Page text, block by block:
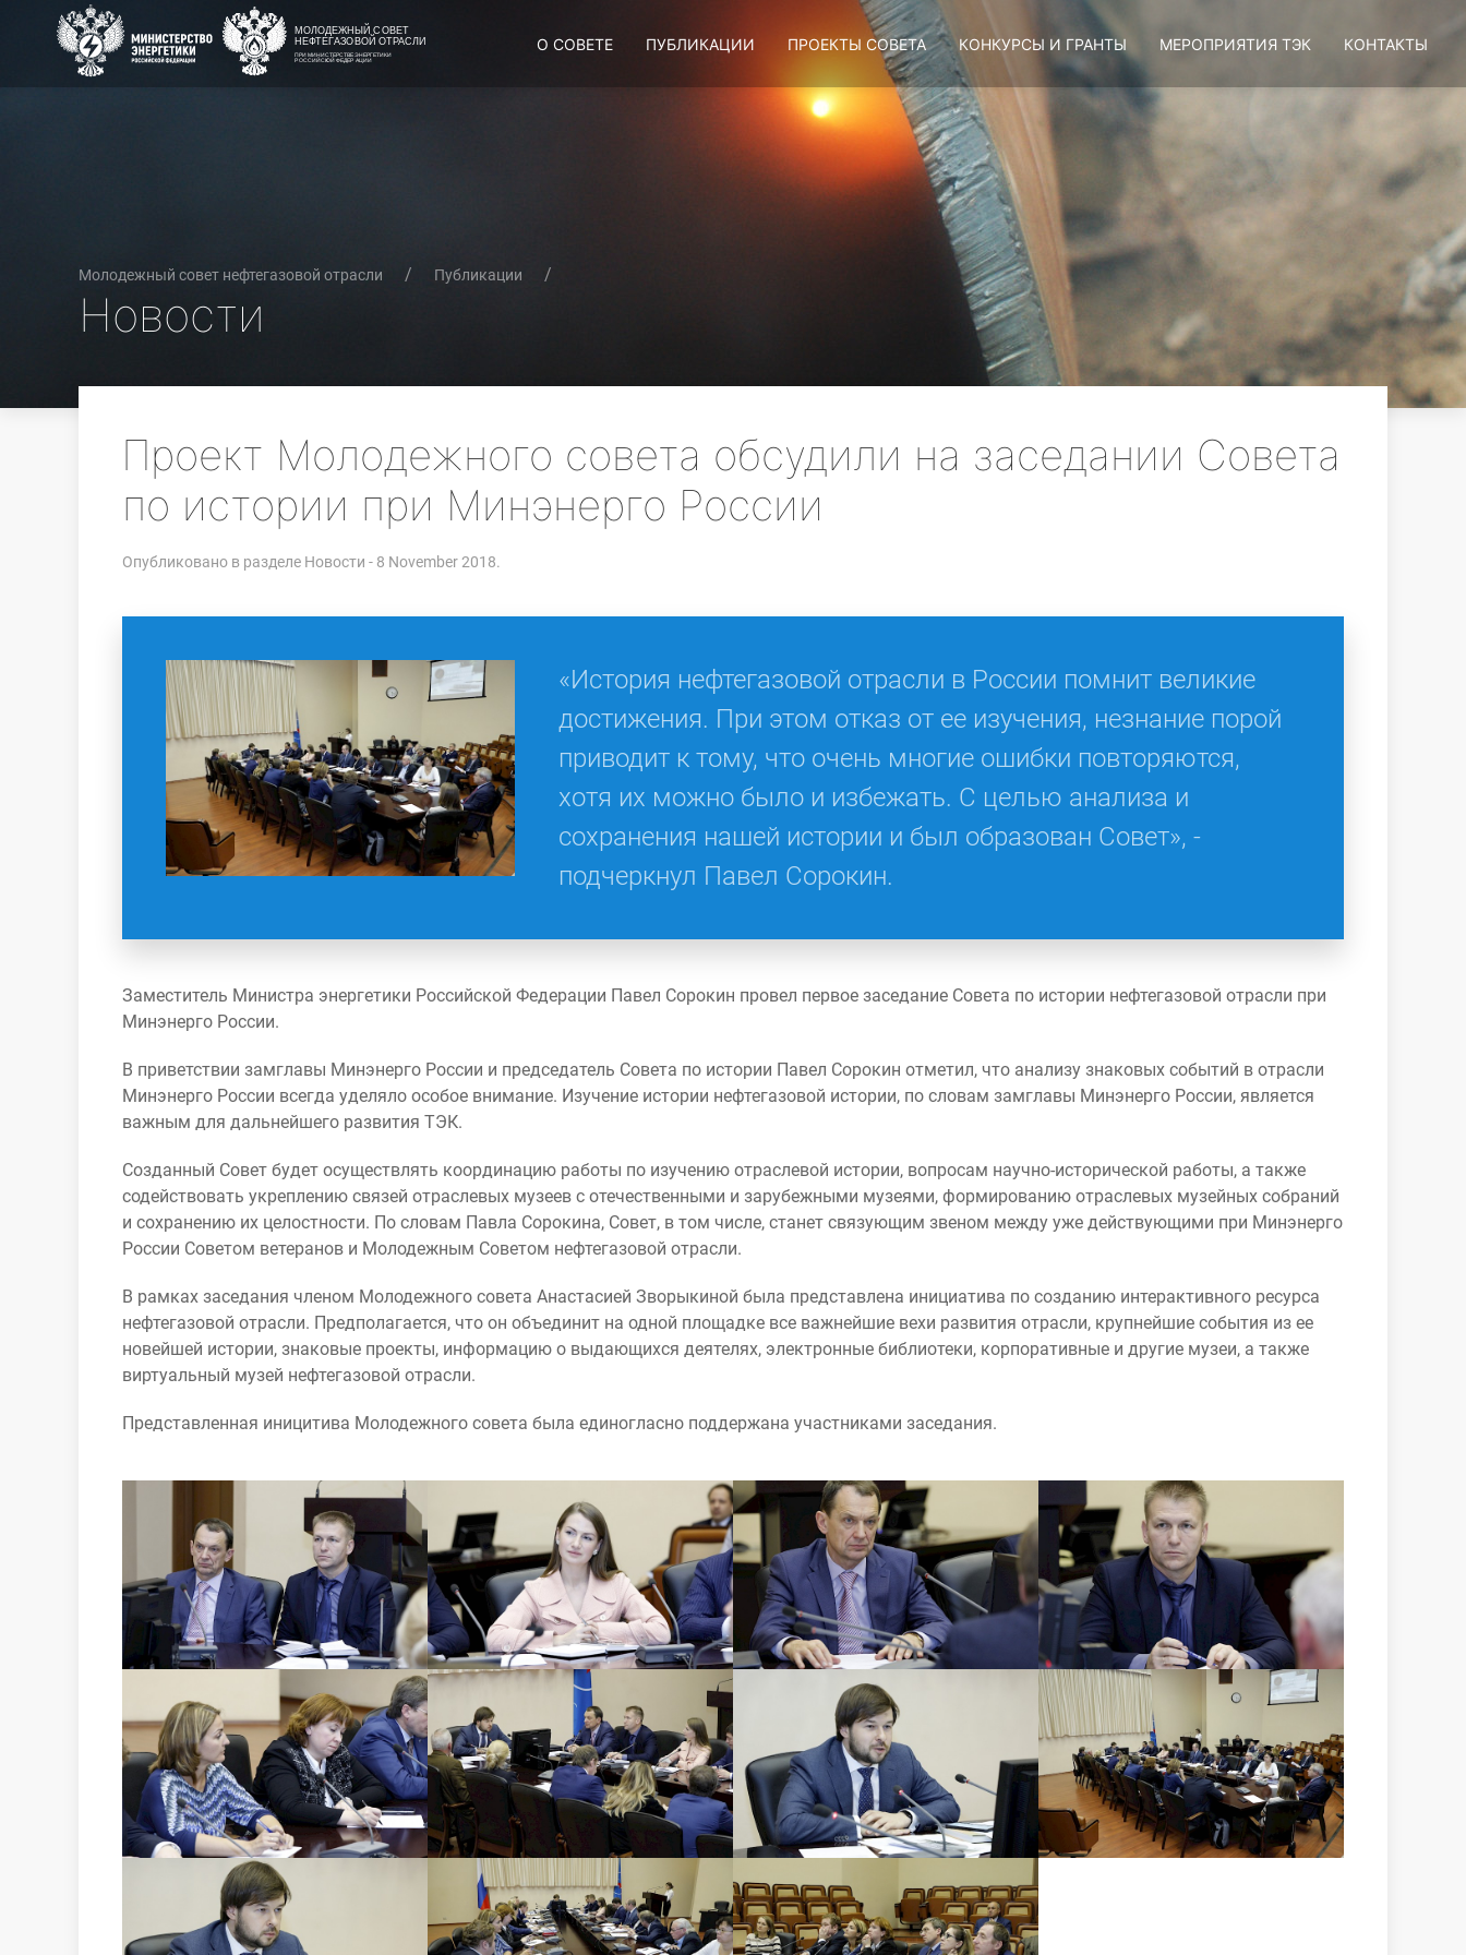
О СОВЕТЕ ПУБЛИКАЦИИ ПРОЕКТЫ СОВЕТА КОНКУРСЫ И ГРАНТЫ МЕРОПРИЯТИЯ ТЭК КОНТАКТЫ
Молодежный совет нефтегазовой отрасли Публикации
Новости
Проект Молодежного совета обсудили на заседании Совета
по истории при Минэнерго России
Опубликовано в разделе Новости - 8 November 2018.
«История нефтегазовой отрасли в России помнит великие
достижения. При этом отказ от ее изучения, незнание порой
приводит к тому, что очень многие ошибки повторяются,
хотя их можно было и избежать. С целью анализа и
сохранения нашей истории и был образован Совет», -
подчеркнул Павел Сорокин.
Заместитель Министра энергетики Российской Федерации Павел Сорокин провел первое заседание Совета по истории нефтегазовой отрасли при
Минэнерго России.
В приветствии замглавы Минэнерго России и председатель Совета по истории Павел Сорокин отметил, что анализу знаковых событий в отрасли
Минэнерго России всегда уделяло особое внимание. Изучение истории нефтегазовой истории, по словам замглавы Минэнерго России, является
важным для дальнейшего развития ТЭК.
Созданный Совет будет осуществлять координацию работы по изучению отраслевой истории, вопросам научно-исторической работы, а также
содействовать укреплению связей отраслевых музеев с отечественными и зарубежными музеями, формированию отраслевых музейных собраний
и сохранению их целостности. По словам Павла Сорокина, Совет, в том числе, станет связующим звеном между уже действующими при Минэнерго
России Советом ветеранов и Молодежным Советом нефтегазовой отрасли.
В рамках заседания членом Молодежного совета Анастасией Зворыкиной была представлена инициатива по созданию интерактивного ресурса
нефтегазовой отрасли. Предполагается, что он объединит на одной площадке все важнейшие вехи развития отрасли, крупнейшие события из ее
новейшей истории, знаковые проекты, информацию о выдающихся деятелях, электронные библиотеки, корпоративные и другие музеи, а также
виртуальный музей нефтегазовой отрасли.
Представленная иницитива Молодежного совета была единогласно поддержана участниками заседания.